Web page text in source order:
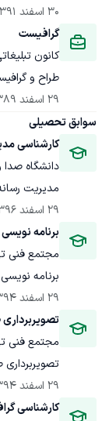
30 اسفند 1391
گرافیست
کانون
طراح و
29 اسفند 1389
سوابق تحصیلی
کارشناسی
دانشگاه صدا
مدیریت
29 اسفند 1396
برنامه نویسی PHP
مجتمع فنی
برنامه
29 اسفند 1394
مجتمع فنی
29 اسفند 1394
کارشناسی